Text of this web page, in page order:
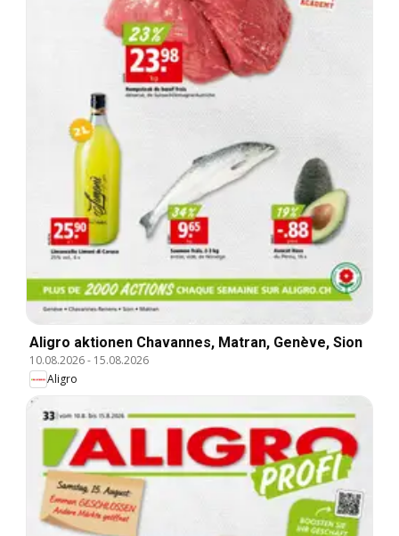
Aligro aktionen Chavannes, Matran, Genève, Sion
10.08.2026- 15.08.2026
Aligro